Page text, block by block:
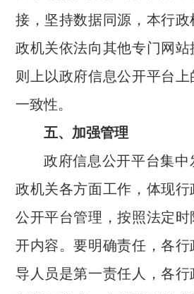
接，坚持数据同源，本行
政机关依法向其他专门网
则上以政府信息公开平台
一致性。
五、加强管理
政府信息公开平台集
政机关各方面工作，体现
公开平台管理，按照法定
开内容。要明确责任，各
导人员是第一责任人，各